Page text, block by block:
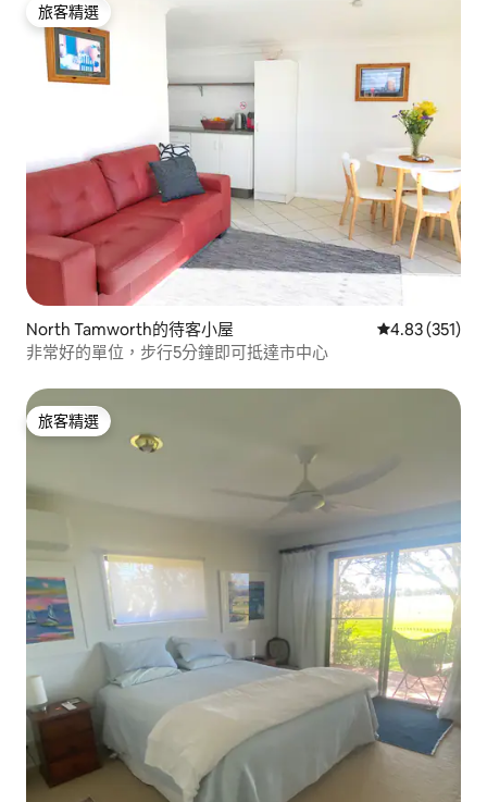
旅客精選
旅客精選
North Tamworth的待客小屋 從 351 則評價
4.83 (351)
非常好的單位，步行5分鐘即可抵達市中心
旅客精選
旅客精選